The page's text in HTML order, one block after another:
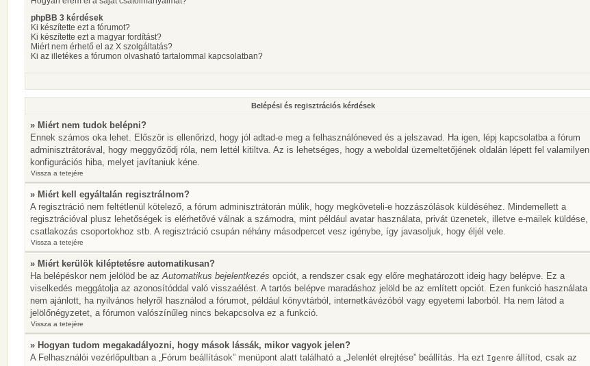
phpBB 3 kérdések
Ki készítette ezt a fórumot?
Ki készítette ezt a magyar fordítást?
Miért nem érhető el az X szolgáltatás?
Ki az illetékes a fórumon olvasható tartalommal kapcsolatban?
Belépési és regisztrációs kérdések
» Miért nem tudok belépni?
Ennek számos oka lehet. Először is ellenőrizd, hogy jól adtad-e meg a felhasználóneved és a jelszavad. Ha igen, lépj kapcsolatba a fórum
adminisztrátorával, hogy meggyőződj róla, nem lettél kitiltva. Az is lehetséges, hogy a weboldal üzemeltetőjének oldalán lépett fel valamilyen
konfigurációs hiba, melyet javítaniuk kéne.
Vissza a tetejére
» Miért kell egyáltalán regisztrálnom?
A regisztráció nem feltétlenül kötelező, a fórum adminisztrátorán múlik, hogy megköveteli-e hozzászólások küldéséhez. Mindemellett a
regisztrációval plusz lehetőségek is elérhetővé válnak a számodra, mint például avatar használata, privát üzenetek, illetve e-mailek küldése,
csatlakozás csoportokhoz stb. A regisztráció csupán néhány másodpercet vesz igénybe, így javasoljuk, hogy éljél vele.
Vissza a tetejére
» Miért kerülök kiléptetésre automatikusan?
Ha belépéskor nem jelölöd be azAutomatikus bejelentkezés opciót, a rendszer csak egy előre meghatározott ideig hagy belépve. Ez a
viselkedés meggátolja az azonosítóddal való visszaélést. A tartós belépve maradáshoz jelöld be az említett opciót. Ezen funkció használata
nem ajánlott, ha nyilvános helyről használod a fórumot, például könyvtárból, internetkávézóból vagy egyetemi laborból. Ha nem látod a
jelölőnégyzetet, a fórumon valószínűleg nincs bekapcsolva ez a funkció.
Vissza a tetejére
» Hogyan tudom megakadályozni, hogy mások lássák, mikor vagyok jelen?
A Felhasználói vezérlőpultban a „Fórum beállítások” menüpont alatt található a „Jelenlét elrejtése” beállítás. Ha ezt Igenre állítod, csak az